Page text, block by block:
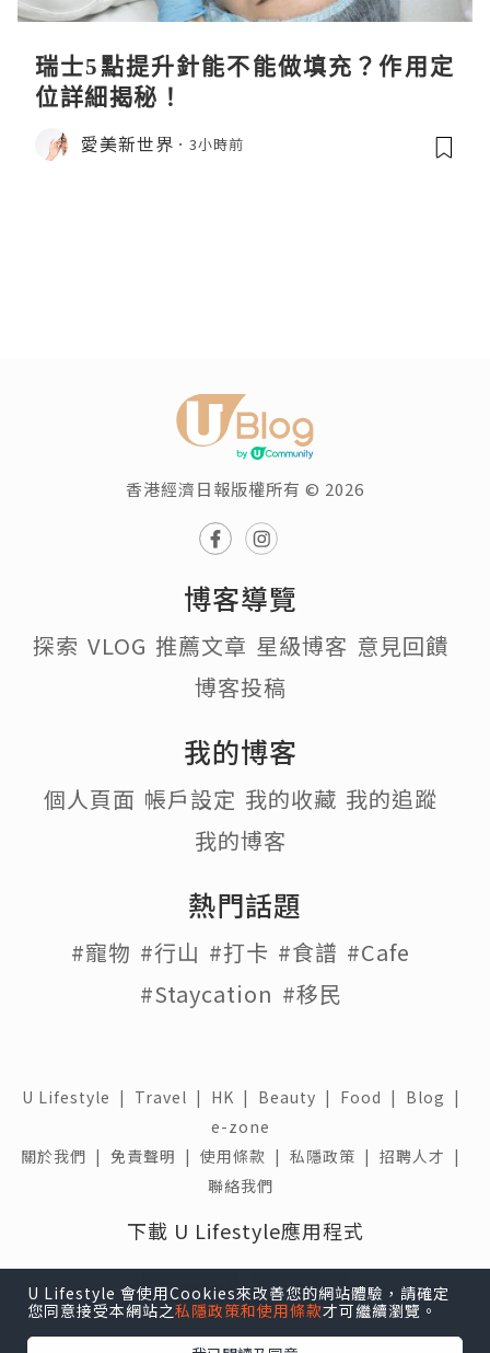
瑞士5點提升針能不能做填充？作用定
位詳細揭秘！
愛美新世界 3小時前
香港經濟日報版權所有 © 2026
博客導覽
探索 VLOG 推薦文章 星級博客 意見回饋
博客投稿
我的博客
個人頁面 帳戶設定 我的收藏 我的追蹤
我的博客
熱門話題
#寵物 #行山 #打卡 #食譜 #Cafe
#Staycation #移民
U Lifestyle | Travel | HK | Beauty | Food | Blog |
e-zone
關於我們 | 免責聲明 | 使用條款 | 私隱政策 | 招聘人才 |
聯絡我們
下載 U Lifestyle應用程式
U Lifestyle 會使用Cookies來改善您的網站體驗，請確定
您同意接受本網站之私隱政策和使用條款才可繼續瀏覽。